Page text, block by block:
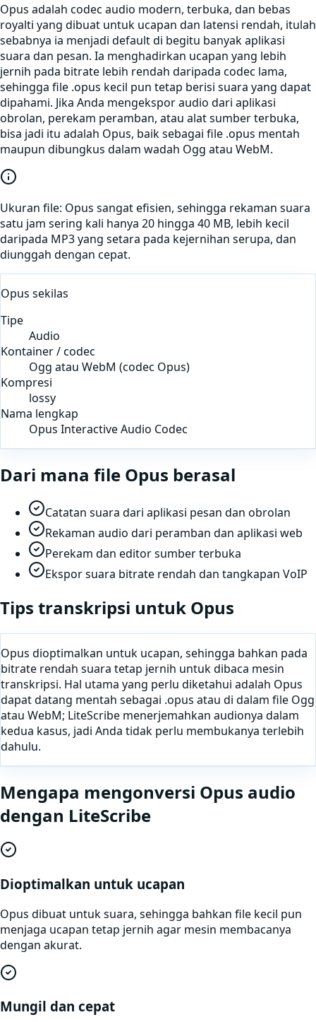
Opus adalah codec audio modern, terbuka, dan bebas
royalti yang dibuat untuk ucapan dan latensi rendah, itulah
sebabnya ia menjadi default di begitu banyak aplikasi
suara dan pesan. Ia menghadirkan ucapan yang lebih
jernih pada bitrate lebih rendah daripada codec lama,
sehingga file .opus kecil pun tetap berisi suara yang dapat
dipahami. Jika Anda mengekspor audio dari aplikasi
obrolan, perekam peramban, atau alat sumber terbuka,
bisa jadi itu adalah Opus, baik sebagai file .opus mentah
maupun dibungkus dalam wadah Ogg atau WebM.
Ukuran file: Opus sangat efisien, sehingga rekaman suara
satu jam sering kali hanya 20 hingga 40 MB, lebih kecil
daripada MP3 yang setara pada kejernihan serupa, dan
diunggah dengan cepat.
Opus sekilas
Tipe
Audio
Kontainer / codec
Ogg atau WebM (codec Opus)
Kompresi
lossy
Nama lengkap
Opus Interactive Audio Codec
Dari mana file Opus berasal
Catatan suara dari aplikasi pesan dan obrolan
Rekaman audio dari peramban dan aplikasi web
Perekam dan editor sumber terbuka
Ekspor suara bitrate rendah dan tangkapan VoIP
Tips transkripsi untuk Opus
Opus dioptimalkan untuk ucapan, sehingga bahkan pada
bitrate rendah suara tetap jernih untuk dibaca mesin
transkripsi. Hal utama yang perlu diketahui adalah Opus
dapat datang mentah sebagai .opus atau di dalam file Ogg
atau WebM; LiteScribe menerjemahkan audionya dalam
kedua kasus, jadi Anda tidak perlu membukanya terlebih
dahulu.
Mengapa mengonversi Opus audio
dengan LiteScribe
Dioptimalkan untuk ucapan
Opus dibuat untuk suara, sehingga bahkan file kecil pun
menjaga ucapan tetap jernih agar mesin membacanya
dengan akurat.
Mungil dan cepat